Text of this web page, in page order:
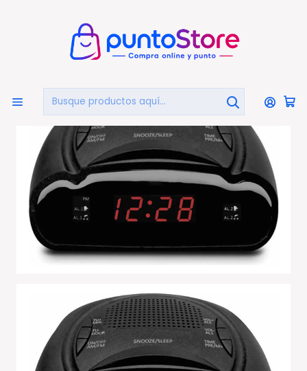
AUDIO Y VIDEO Audio Radio Despertadores
Radio Reloj Led Despertador Doble Alarma - Ps